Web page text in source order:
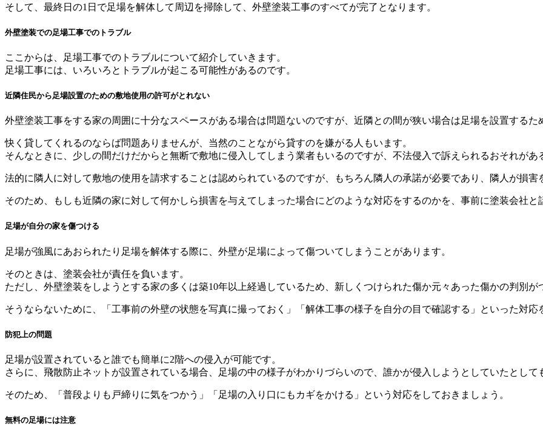
そして、最終日の1日で足場を解体して周辺を掃除して、外壁塗装工事のすべてが完了となります。
外壁塗装での足場工事でのトラブル
ここからは、足場工事でのトラブルについて紹介していきます。
足場工事には、いろいろとトラブルが起こる可能性があるのです。
近隣住民から足場設置のための敷地使用の許可がとれない
外壁塗装工事をする家の周囲に十分なスペースがある場合は問題ないのですが、近隣との間が狭い場合は足場を設置するた
快く貸してくれるのならば問題ありませんが、当然のことながら貸すのを嫌がる人もいます。
そんなときに、少しの間だけだからと無断で敷地に侵入してしまう業者もいるのですが、不法侵入で訴えられるおそれがあ
法的に隣人に対して敷地の使用を請求することは認められているのですが、もちろん隣人の承諾が必要であり、隣人が損害
そのため、もしも近隣の家に対して何かしら損害を与えてしまった場合にどのような対応をするのかを、事前に塗装会社と
足場が自分の家を傷つける
足場が強風にあおられたり足場を解体する際に、外壁が足場によって傷ついてしまうことがあります。
そのときは、塗装会社が責任を負います。
ただし、外壁塗装をしようとする家の多くは築10年以上経過しているため、新しくつけられた傷か元々あった傷かの判別が
そうならないために、「工事前の外壁の状態を写真に撮っておく」「解体工事の様子を自分の目で確認する」といった対応
防犯上の問題
足場が設置されていると誰でも簡単に2階への侵入が可能です。
さらに、飛散防止ネットが設置されている場合、足場の中の様子がわかりづらいので、誰かが侵入しようとしていたとして
そのため、「普段よりも戸締りに気をつかう」「足場の入り口にもカギをかける」という対応をしておきましょう。
無料の足場には注意